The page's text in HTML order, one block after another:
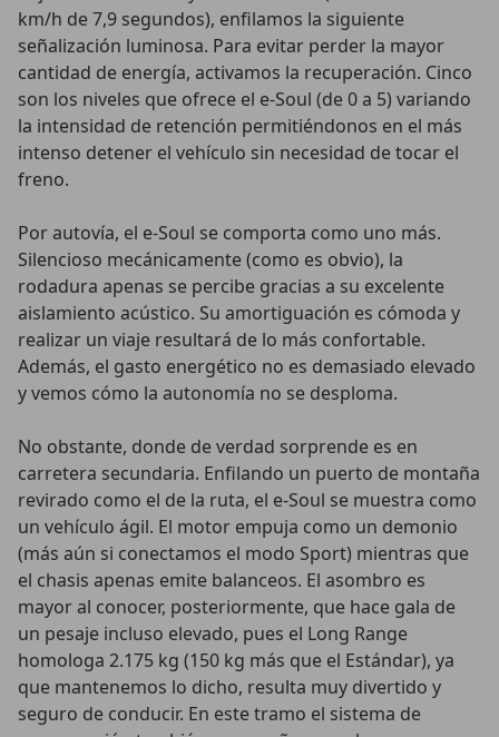
km/h de 7,9 segundos), enfilamos la siguiente
señalización luminosa. Para evitar perder la mayor
cantidad de energía, activamos la recuperación. Cinco
son los niveles que ofrece el e-Soul (de 0 a 5) variando
la intensidad de retención permitiéndonos en el más
intenso detener el vehículo sin necesidad de tocar el
freno.
Por autovía, el e-Soul se comporta como uno más.
Silencioso mecánicamente (como es obvio), la
rodadura apenas se percibe gracias a su excelente
aislamiento acústico. Su amortiguación es cómoda y
realizar un viaje resultará de lo más confortable.
Además, el gasto energético no es demasiado elevado
y vemos cómo la autonomía no se desploma.
No obstante, donde de verdad sorprende es en
carretera secundaria. Enfilando un puerto de montaña
revirado como el de la ruta, el e-Soul se muestra como
un vehículo ágil. El motor empuja como un demonio
(más aún si conectamos el modo Sport) mientras que
el chasis apenas emite balanceos. El asombro es
mayor al conocer, posteriormente, que hace gala de
un pesaje incluso elevado, pues el Long Range
homologa 2.175 kg (150 kg más que el Estándar), ya
que mantenemos lo dicho, resulta muy divertido y
seguro de conducir. En este tramo el sistema de